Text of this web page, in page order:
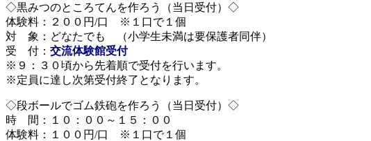
◇黒みつのところてんを作ろう（当日受付）◇
体験料：２００円/口 ※１口で１個
対 象：どなたでも （小学生未満は要保護者同伴）
受 付： 交流体験館受付
※９：３０頃から先着順で受付を行います。
※定員に達し次第受付終了となります。
◇段ボールでゴム鉄砲を作ろう（当日受付）◇
時 間：１０：００～１５：００
体験料：１００円/口 ※１口で１個